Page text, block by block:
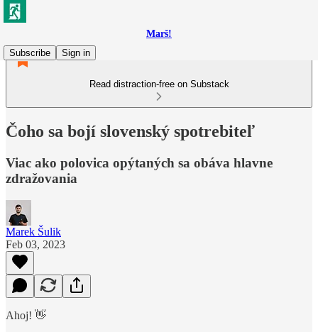
Marš!
Subscribe
Sign in
Read distraction-free on Substack
Čoho sa bojí slovenský spotrebiteľ
Viac ako polovica opýtaných sa obáva hlavne
zdražovania
Marek Šulik
Feb 03, 2023
Ahoj! 👋